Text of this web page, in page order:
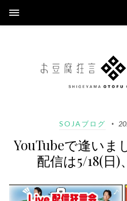
SOJAブログ
YouTubeで逢いま
配信は5/18(日)